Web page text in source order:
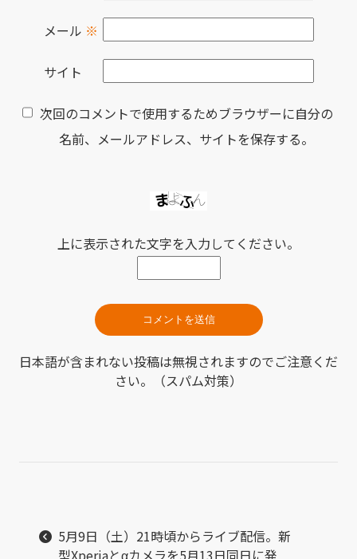
メール ※
サイト
次回のコメントで使用するためブラウザーに自分の
名前、メールアドレス、サイトを保存する。
上に表示された文字を入力してください。
日本語が含まれない投稿は無視されますのでご注意くだ
さい。（スパム対策）
5月9日（土）21時頃からライブ配信。新